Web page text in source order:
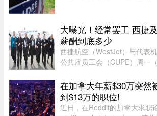
地区所有房屋类型以及各 ...
大曝光！经常罢工 西捷
薪酬到底多少
西捷航空（WestJet）与代表
公共雇员工会（CUPE）周一
西捷航空周一在官网公布的薪
服务员薪酬为每个「薪酬工时
在加拿大年薪$30万突然
到$13万的职位!
近日，在Reddit的加拿大求职